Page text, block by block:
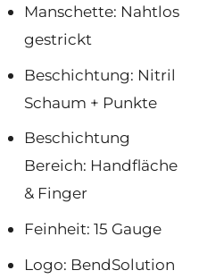
Manschette: Nahtlos
gestrickt
Beschichtung: Nitril
Schaum + Punkte
Beschichtung
Bereich: Handfläche
& Finger
Feinheit: 15 Gauge
Logo: BendSolution